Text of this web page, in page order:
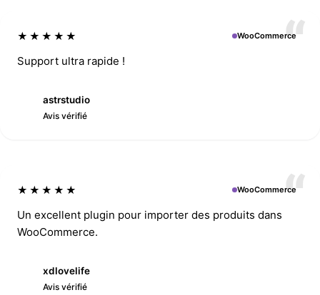
★★★★★ WooCommerce
Support ultra rapide !
astrstudio
Avis vérifié
★★★★★ WooCommerce
Un excellent plugin pour importer des produits dans
WooCommerce.
xdlovelife
Avis vérifié